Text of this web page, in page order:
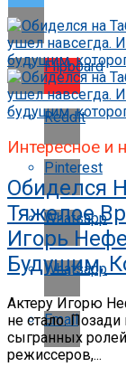
Flipboard
Reddit
Pinterest
Whatsapp
Whatsapp
Email
Интересное и
Обиделся
Тяжелое
Игорь
Будущим,
Актеру Игорю
не стало.
сыгранных
режиссеров,...